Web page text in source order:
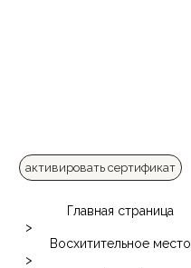
активировать сертификат
Главная страница
>
Восхитительное место
>